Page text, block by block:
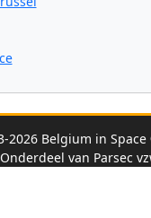
2026 Belgium in
van Parsec